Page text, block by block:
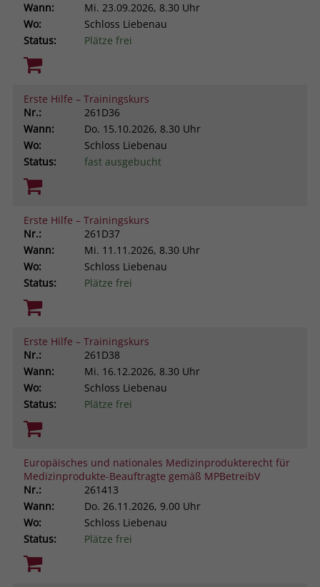
Wann:
Mi. 23.09.2026, 8.30 Uhr
Wo:
Schloss Liebenau
Status:
Plätze frei
Erste Hilfe – Trainingskurs
Nr.:
261D36
Wann:
Do. 15.10.2026, 8.30 Uhr
Wo:
Schloss Liebenau
Status:
fast ausgebucht
Erste Hilfe – Trainingskurs
Nr.:
261D37
Wann:
Mi. 11.11.2026, 8.30 Uhr
Wo:
Schloss Liebenau
Status:
Plätze frei
Erste Hilfe – Trainingskurs
Nr.:
261D38
Wann:
Mi. 16.12.2026, 8.30 Uhr
Wo:
Schloss Liebenau
Status:
Plätze frei
Europäisches und nationales Medizinprodukterecht für
Medizinprodukte-Beauftragte gemäß MPBetreibV
Nr.:
261413
Wann:
Do. 26.11.2026, 9.00 Uhr
Wo:
Schloss Liebenau
Status:
Plätze frei